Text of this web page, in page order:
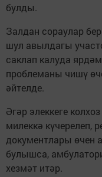
булды.
Залдан сораулар
шул авылдагы
саклап калуда
проблеманы чишү
әйтелде.
Әгәр элеккеге
милеккә күчерелеп,
документлары өчен
булышса,
хезмәт итәр.